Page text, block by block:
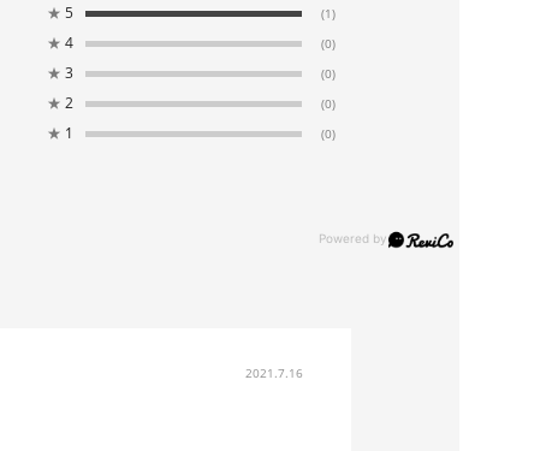
★ 5 (1)
★ 4 (0)
★ 3 (0)
★ 2 (0)
★ 1 (0)
2021.7.16